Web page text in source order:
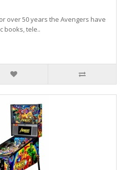
over 50 years the Avengers have
books, tele..